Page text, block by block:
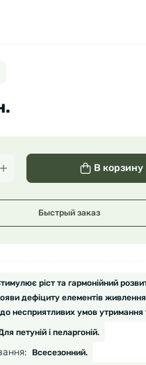
В корзину
Быстрый заказ
ріст та гармонійний
дефіциту елементів
до несприятливих умов утримання
петуній і пеларгоній.
Всесезонний.